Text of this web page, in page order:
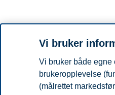
Vi bruker
Vi bruker både egne
brukeropplevelse
(målrettet